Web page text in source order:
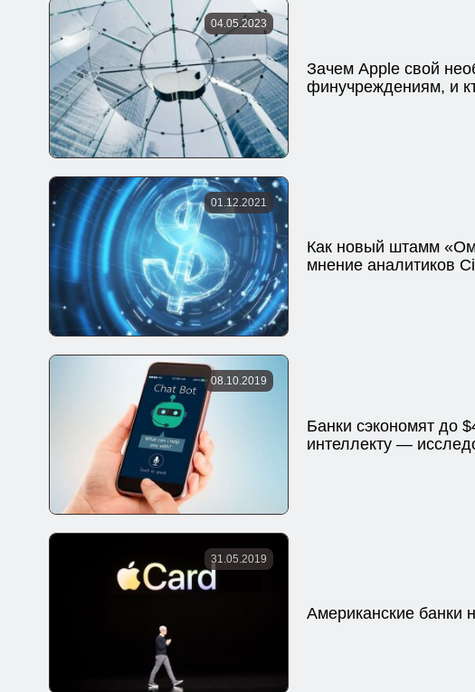
04.05.2023
Зачем Apple свой
финучреждениям, и
01.12.2021
Как новый штамм
мнение аналитиков
08.10.2019
Банки сэкономят до
интеллекту —
31.05.2019
Американские банки